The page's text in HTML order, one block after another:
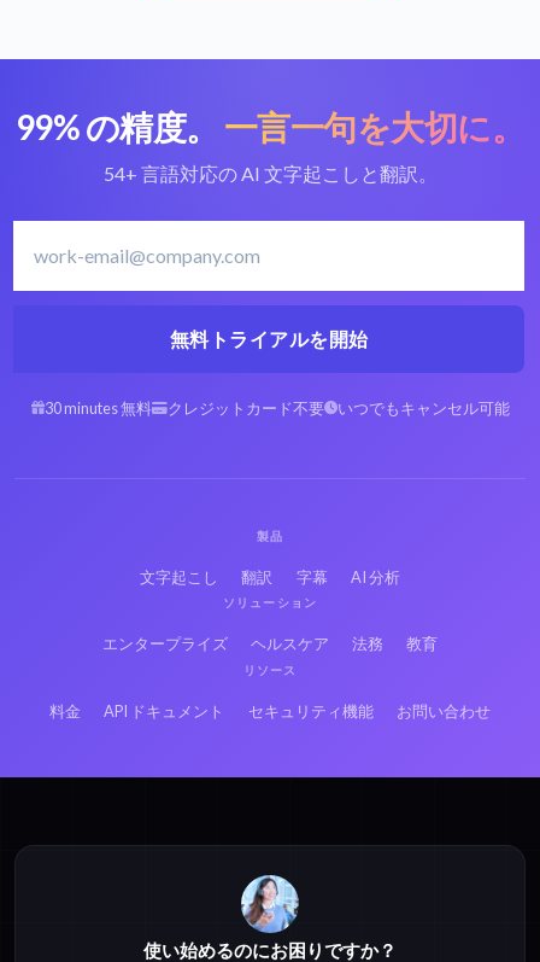
VOBをテキストに変
換
最高のVOB変換ツー
ル
ハンガリー語の文字起
ハンガリー語を文字起
アラビア語のVOBをテ
スペイン語のVOBをテ
フランス語のVOBをテ
日本語のVOBをテキス
トに
ヒンディー語のVOBを
テキストに
99% の精度。 一言一句を大切に。
54+ 言語対応の AI 文字起こしと翻訳。
無料トライアルを開始
30 minutes 無料 クレジットカード不要 いつでもキャンセル可能
製品
文字起こし 翻訳 字幕 AI 分析
ソリューション
エンタープライズ ヘルスケア 法務 教育
リソース
料金 API ドキュメント セキュリティ機能 お問い合わせ
使い始めるのにお困りですか？